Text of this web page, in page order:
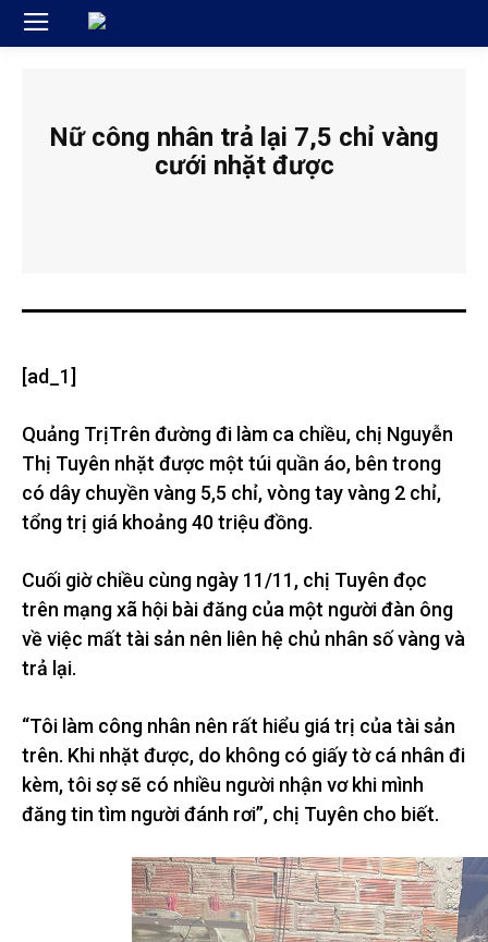
Nữ công nhân trả lại 7,5 chỉ vàng
cưới nhặt được
[ad_1]
Quảng TrịTrên đường đi làm ca chiều, chị Nguyễn
Thị Tuyên nhặt được một túi quần áo, bên trong
có dây chuyền vàng 5,5 chỉ, vòng tay vàng 2 chỉ,
tổng trị giá khoảng 40 triệu đồng.
Cuối giờ chiều cùng ngày 11/11, chị Tuyên đọc
trên mạng xã hội bài đăng của một người đàn ông
về việc mất tài sản nên liên hệ chủ nhân số vàng và
trả lại.
“Tôi làm công nhân nên rất hiểu giá trị của tài sản
trên. Khi nhặt được, do không có giấy tờ cá nhân đi
kèm, tôi sợ sẽ có nhiều người nhận vơ khi mình
đăng tin tìm người đánh rơi”, chị Tuyên cho biết.